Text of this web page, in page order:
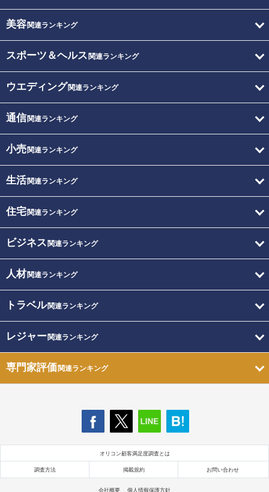
美容関連ランキング
スポーツ＆ヘルス 関連ランキング
ウエディング関連ランキング
通信関連ランキング
小売関連ランキング
生活関連ランキング
住宅関連ランキング
ビジネス 関連ランキング
人材関連ランキング
トラベル関連ランキング
レジャー関連ランキング
専門家評価関連ランキング
オリコン顧客満足度調査とは
調査方法 掲載規約 お問い合わせ
会社概要 個人情報保護方針